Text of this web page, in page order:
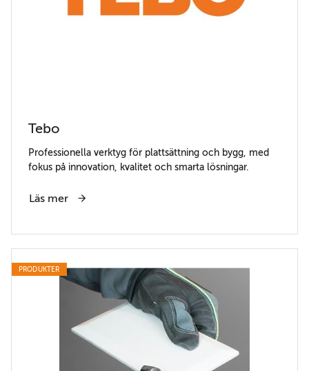
Tebo
Professionella verktyg för plattsättning och bygg, med
fokus på innovation, kvalitet och smarta lösningar.
Läs mer
PRODUKTER